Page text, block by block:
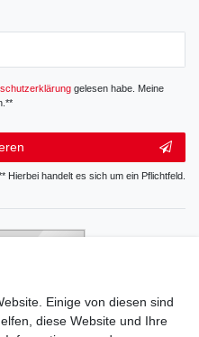
gelesen habe. Meine
Hierbei handelt es sich um ein Pflichtfeld.
Einige von diesen sind
diese Website und Ihre